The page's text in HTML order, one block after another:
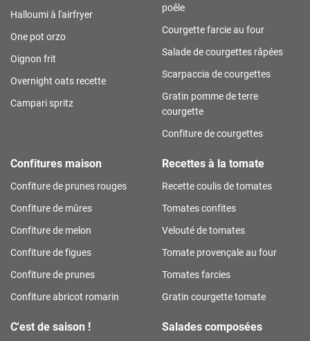
Halloumi à l'airfryer
One pot orzo
Oignon frit
Overnight oats recette
Campari spritz
poêle
Courgette farcie au four
Salade de courgettes râpées
Scarpaccia de courgettes
Gratin pomme de terre
courgette
Confiture de courgettes
Confitures maison
Confiture de prunes rouges
Confiture de mûres
Confiture de melon
Confiture de figues
Confiture de prunes
Confiture abricot romarin
Recettes à la tomate
Recette coulis de tomates
Tomates confites
Velouté de tomates
Tomate provençale au four
Tomates farcies
Gratin courgette tomate
C'est de saison ! Salades composées